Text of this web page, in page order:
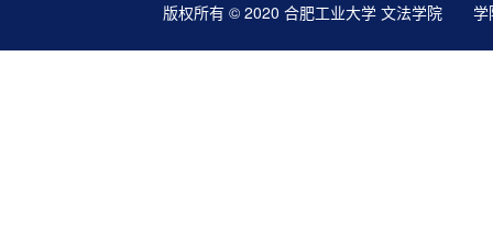
版权所有 © 2020 合肥工业大学 文法学院